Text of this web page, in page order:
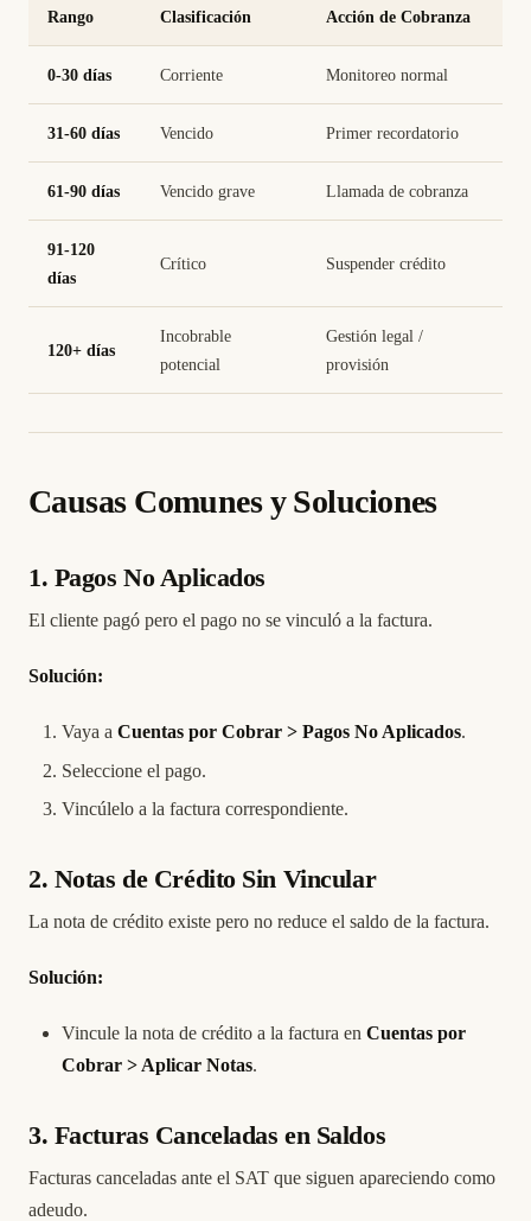
Rango Clasificación Acción de Cobranza
0-30 días Corriente Monitoreo normal
31-60 días Vencido Primer recordatorio
61-90 días Vencido grave Llamada de cobranza
91-120
días
Crítico Suspender crédito
120+ días
Incobrable
potencial
Gestión legal /
provisión
Causas Comunes y Soluciones
1. Pagos No Aplicados
El cliente pagó pero el pago no se vinculó a la factura.
Solución:
Vaya a Cuentas por Cobrar > Pagos No Aplicados.
Seleccione el pago.
Vincúlelo a la factura correspondiente.
2. Notas de Crédito Sin Vincular
La nota de crédito existe pero no reduce el saldo de la factura.
Solución:
Vincule la nota de crédito a la factura en Cuentas por
Cobrar > Aplicar Notas.
3. Facturas Canceladas en Saldos
Facturas canceladas ante el SAT que siguen apareciendo como
adeudo.